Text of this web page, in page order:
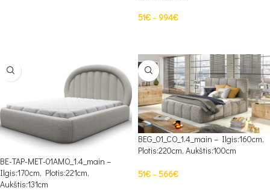
51€– 994€
BE-TAP-MET-01AMO_1.4_main –
Ilgis:170cm, Plotis:221cm,
Aukštis:131cm
BEG_01_CO_1.4_main – Ilgis:160cm,
Plotis:220cm, Aukštis:100cm
51€–566€